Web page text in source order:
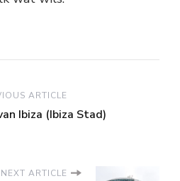
ARTICLE
Ibiza (Ibiza Stad)
NEXT ARTICLE